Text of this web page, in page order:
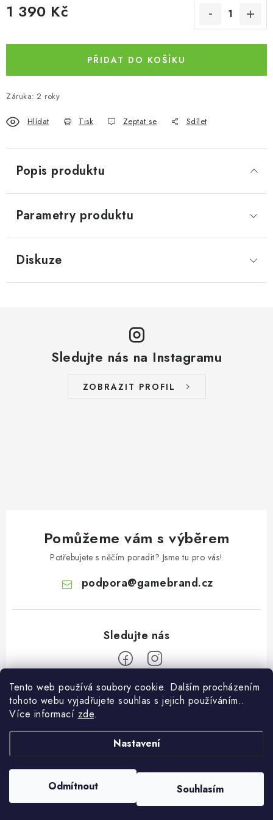
Tento web používá soubory cookie. Dalším procházením
tohoto webu vyjadřujete souhlas s jejich používáním..
Více informací zde.
Nastavení
Odmítnout Souhlasím
1 390 Kč
PŘIDAT DO KOŠÍKU
Záruka: 2 roky
Tisk Zeptat se
Hlídat Sdílet
Popis produktu
Parametry produktu
Diskuze
Sledujte nás na Instagramu
ZOBRAZIT PROFIL
Pomůžeme vám s výběrem
Potřebujete s něčím poradit? Jsme tu pro vás!
podpora@gamebrand.cz
Pomoc a informace
Doprava a platba
O Gamebrandu
Blog
Vytvořil Shoptet
Copyright 2026Gamebrand.cz . Všechna práva vyhrazena.